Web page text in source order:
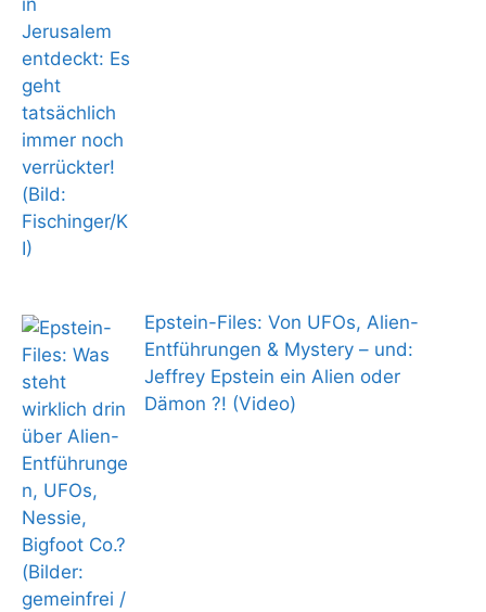
Epstein-Files: Von UFOs, Alien-
Entführungen & Mystery – und:
Jeffrey Epstein ein Alien oder
Dämon ?! (Video)